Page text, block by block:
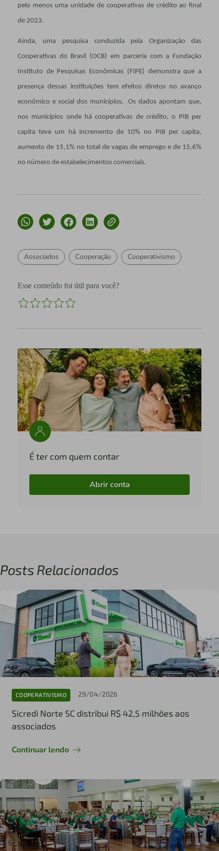
pelo menos uma unidade de cooperativas de crédito ao final
de 2023.
Ainda, uma pesquisa conduzida pela Organização das
Cooperativas do Brasil (OCB) em parceria com a Fundação
Instituto de Pesquisas Econômicas (FIPE) demonstra que a
presença dessas instituições tem efeitos diretos no avanço
econômico e social dos municípios. Os dados apontam que,
nos municípios onde há cooperativas de crédito, o PIB per
capita teve um há incremento de 10% no PIB per capita,
aumento de 15,1% no total de vagas de emprego e de 15,6%
no número de estabelecimentos comerciais.
Associados Cooperação Cooperativismo
Esse conteúdo foi útil para você?
É ter com quem contar
Abrir conta
Posts Relacionados
COOPERATIVISMO 29/04/2026
Sicredi Norte SC distribui R$ 42,5 milhões aos
associados
Continuar lendo